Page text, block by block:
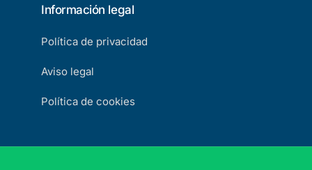
Información legal
Política de privacidad
Aviso legal
Política de cookies